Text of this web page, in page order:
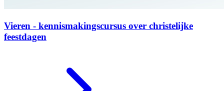
Vieren - kennismakingscursus over christelijke
feestdagen